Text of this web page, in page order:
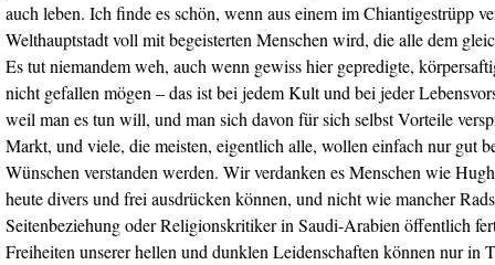
auch leben. Ich finde es schön, wenn aus einem im Chiantigestrüpp
Welthauptstadt voll mit begeisterten Menschen wird, die alle dem
Es tut niemandem weh, auch wenn gewiss hier gepredigte,
nicht gefallen mögen – das ist bei jedem Kult und bei jeder
weil man es tun will, und man sich davon für sich selbst Vorteile
Markt, und viele, die meisten, eigentlich alle, wollen einfach nur gut
Wünschen verstanden werden. Wir verdanken es Menschen wie
heute divers und frei ausdrücken können, und nicht wie mancher
Seitenbeziehung oder Religionskritiker in Saudi-Arabien öffentlich
Freiheiten unserer hellen und dunklen Leidenschaften können nur in